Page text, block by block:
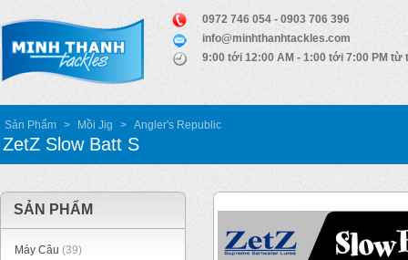
0972 746 054 - 0903 706 396
info@minhthanhtackles.com
9:00 tới 12:00 AM - 1:00 tới 7:00 PM từ
Sản Phẩm > Mồi Jig > Angler's Republic
ZetZ Slow Batt S
SẢN PHẨM
Máy Câu (39)